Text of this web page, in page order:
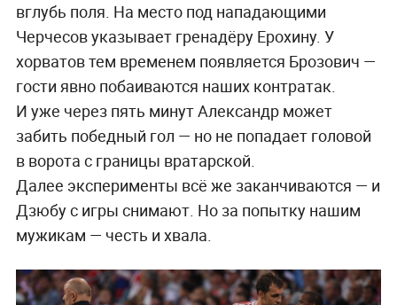
вглубь поля. На место под нападающими
Черчесов указывает гренадёру Ерохину. У
хорватов тем временем появляется Брозович —
гости явно побаиваются наших контратак.
И уже через пять минут Александр может
забить победный гол — но не попадает головой
в ворота с границы вратарской.
Далее эксперименты всё же заканчиваются — и
Дзюбу с игры снимают. Но за попытку нашим
мужикам — честь и хвала.